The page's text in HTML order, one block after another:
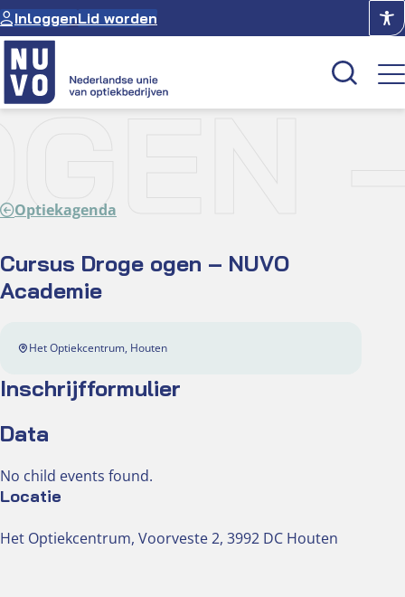
Ga
naar
de
inhoud
InloggenLid worden
Over NUVO
Optiekagenda
Cursus Droge ogen – NUVO
Academie
Het Optiekcentrum, Houten
Inschrijfformulier
Data
No child events found.
Locatie
Het Optiekcentrum, Voorveste 2, 3992 DC Houten